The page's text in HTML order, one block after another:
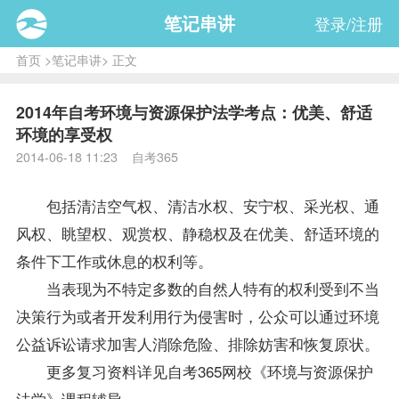
笔记串讲 登录/注册
首页>笔记串讲> 正文
2014年自考环境与资源保护法学考点：优美、舒适
环境的享受权
2014-06-18 11:23 自考365
包括清洁空气权、清洁水权、安宁权、采光权、通
风权、眺望权、观赏权、静稳权及在优美、舒适环境的
条件下工作或休息的权利等。
当表现为不特定多数的自然人特有的权利受到不当
决策行为或者开发利用行为侵害时，公众可以通过环境
公益诉讼请求加害人消除危险、排除妨害和恢复原状。
更多复习资料详见自考365网校《环境与资源保护